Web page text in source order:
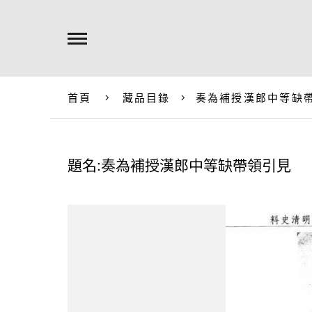
首頁 藏品目錄 奏為補授漢郎中等缺
題名:奏為補授漢郎中等缺帶領引見